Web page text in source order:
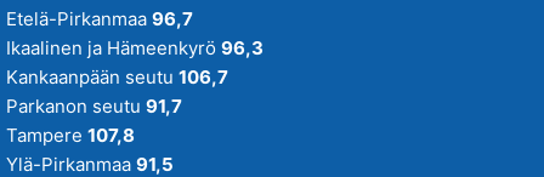
Etelä-Pirkanmaa 96,7
Ikaalinen ja Hämeenkyrö 96,3
Kankaanpään seutu 106,7
Parkanon seutu 91,7
Tampere 107,8
Ylä-Pirkanmaa 91,5